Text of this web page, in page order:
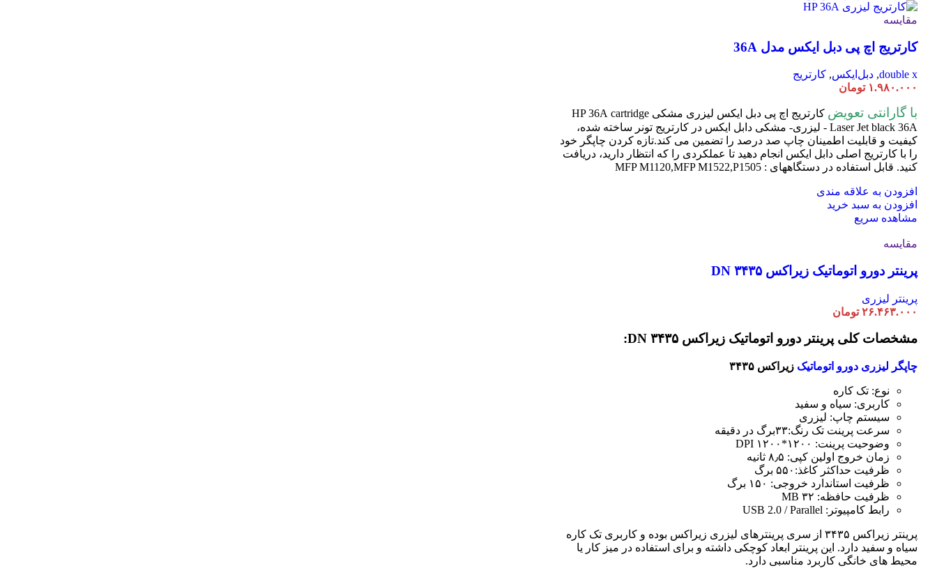
مقایسه
کارتریج اچ پی دبل ایکس مدل 36A
double x
, دبل‌ایکس, کارتریج
۱.۹۸۰.۰۰۰ تومان
با گارانتی تعویض کارتریج اچ پی دبل ایکس لیزری مشکی HP 36A cartridge
Laser Jet black 36A - لیزری- مشکی دابل ایکس در کارتریج تونر ساخته شده،
کیفیت و قابلیت اطمینان چاپ صد درصد را تضمین می کند.تازه کردن چاپگر خود
را با کارتریج اصلی دابل ایکس انجام دهید تا عملکردی را که انتظار دارید، دریافت
کنید. قابل استفاده در دستگاههای : MFP M1120,MFP M1522,P1505
افزودن به علاقه مندی
افزودن به سبد خرید
مشاهده سریع
مقایسه
پرینتر دورو اتوماتیک زیراکس DN ۳۴۳۵
پرینتر لیزری
۲۶.۴۶۳.۰۰۰ تومان
مشخصات کلی پرینتر دورو اتوماتیک زیراکس DN ۳۴۳۵:
چاپگر لیزری دورو اتوماتیک زیراکس ۳۴۳۵
نوع: تک کاره
کاربری: سیاه و سفید
سیستم چاپ: لیزری
سرعت پرینت تک رنگ:۳۳برگ در دقیقه
وضوحیت پرینت: ۱۲۰۰*۱۲۰۰ DPI
زمان خروج اولین کپی: ۸٫۵ ثانیه
ظرفیت حداکثر کاغذ:۵۵۰ برگ
ظرفیت استاندارد خروجی: ۱۵۰ برگ
ظرفیت حافظه: ۳۲ MB
رابط کامپیوتر: USB 2.0 / Parallel
پرینتر زیراکس ۳۴۳۵ از سری پرینترهای لیزری زیراکس بوده و کاربری تک کاره
سیاه و سفید دارد. این پرینتر ابعاد کوچکی داشته و برای استفاده در میز کار یا
محیط های خانگی کاربرد مناسبی دارد.